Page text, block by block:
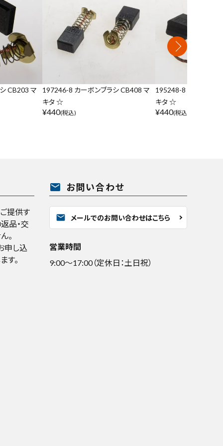
CB203 マ
197246-8 カーボンブラシ CB408 マ
キタ ☆
¥440(税込)
195248-8 カーボンブ
キタ ☆
¥440(税込)
提供す
品・交
。
申し込
す。
mail お問い合わせ
mail メールでのお問い合わせはこちら
営業時間
9:00～17:00（定休日：土日祝）